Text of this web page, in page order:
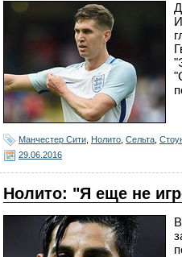
Манчестер Сити Нолито Сельта
29.06.2016
Нолито: "Я еще не